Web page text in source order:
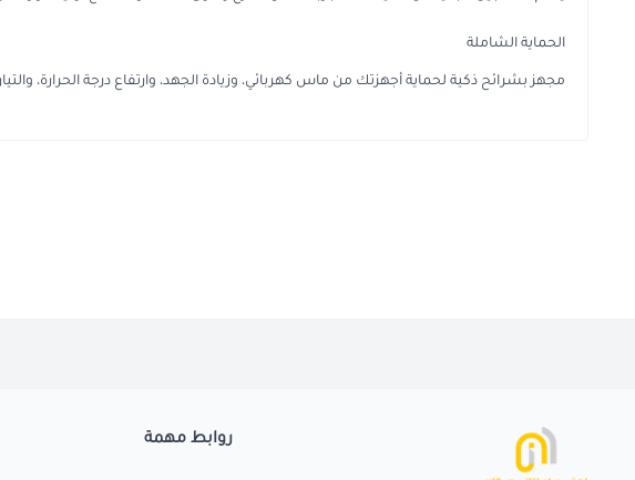
الحماية الشاملة
مجهز بشرائح ذكية لحماية أجهزتك من ماس كهربائي، وزيادة الجهد، وارتفاع درجة الحرارة،
روابط مهمة